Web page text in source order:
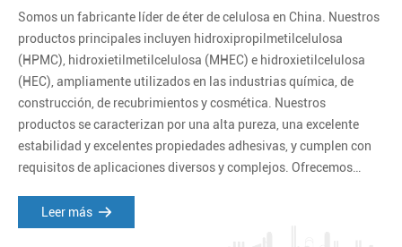
Somos un fabricante líder de éter de celulosa en China. Nuestros
productos principales incluyen hidroxipropilmetilcelulosa
(HPMC), hidroxietilmetilcelulosa (MHEC) e hidroxietilcelulosa
(HEC), ampliamente utilizados en las industrias química, de
construcción, de recubrimientos y cosmética. Nuestros
productos se caracterizan por una alta pureza, una excelente
estabilidad y excelentes propiedades adhesivas, y cumplen con
requisitos de aplicaciones diversos y complejos. Ofrecemos
necesidades específicas de nuestros clientes.
Leer más